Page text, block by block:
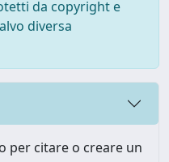
da copyright e
diversa
per citare o creare un